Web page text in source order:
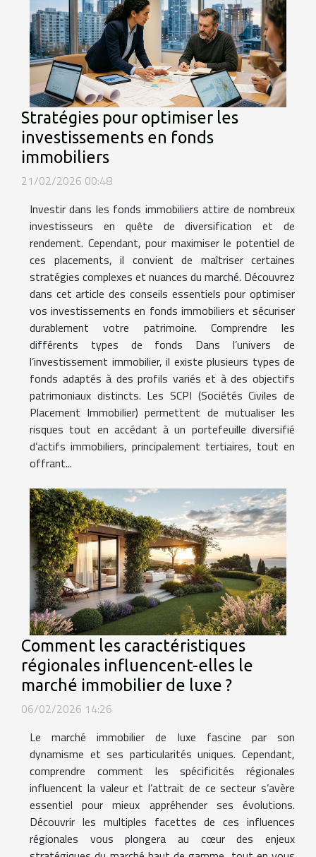
Stratégies pour optimiser les
investissements en fonds
immobiliers
21/02/2026 00:48
Investir dans les fonds immobiliers attire de nombreux
investisseurs en quête de diversification et de
rendement. Cependant, pour maximiser le potentiel de
ces placements, il convient de maîtriser certaines
stratégies complexes et nuances du marché. Découvrez
dans cet article des conseils essentiels pour optimiser
vos investissements en fonds immobiliers et sécuriser
durablement votre patrimoine. Comprendre les
différents types de fonds Dans l’univers de
l’investissement immobilier, il existe plusieurs types de
fonds adaptés à des profils variés et à des objectifs
patrimoniaux distincts. Les SCPI (Sociétés Civiles de
Placement Immobilier) permettent de mutualiser les
risques tout en accédant à un portefeuille diversifié
d’actifs immobiliers, principalement tertiaires, tout en
offrant...
Comment les caractéristiques
régionales influencent-elles le
marché immobilier de luxe ?
06/02/2026 14:26
Le marché immobilier de luxe fascine par son
dynamisme et ses particularités uniques. Cependant,
comprendre comment les spécificités régionales
influencent la valeur et l’attrait de ce secteur s’avère
essentiel pour mieux appréhender ses évolutions.
Découvrir les multiples facettes de ces influences
régionales vous plongera au cœur des enjeux